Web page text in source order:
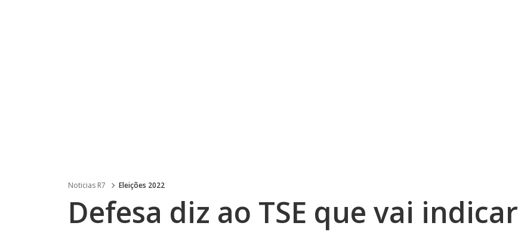
Noticias R7 Eleições 2022
Defesa diz ao TSE que vai indicar